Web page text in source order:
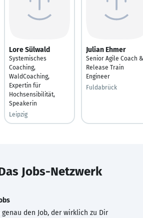
Lore Sülwald
Systemisches
Coaching,
WaldCoaching,
Expertin für
Hochsensibilität,
Speakerin
Leipzig
Julian Ehmer
Senior Agile Coach &
Release Train
Engineer
Fuldabrück
Jobs-Netzwerk
genau den Job, der wirklich zu Dir